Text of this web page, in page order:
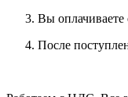
Вы оплачиваете
После